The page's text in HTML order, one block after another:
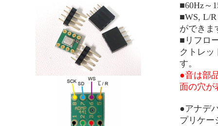
■60Hz～
■WS, L/
ができま
■リフロ
クトレッ
す。
●音は部
面の穴が
●アナデ
プリケー